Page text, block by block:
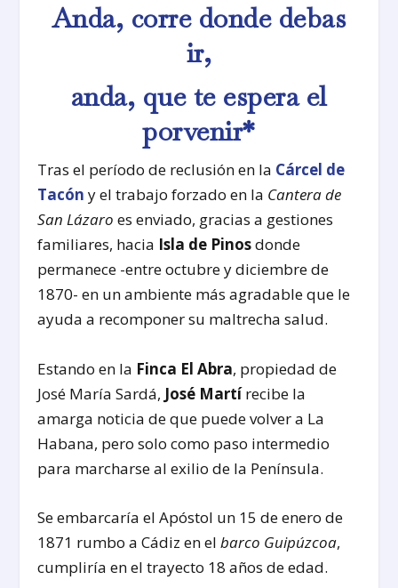
Anda, corre donde debas
ir,
anda, que te espera el
porvenir*
Tras el período de reclusión en la Cárcel de
Tacón y el trabajo forzado en la Cantera de
San Lázaro es enviado, gracias a gestiones
familiares, hacia Isla de Pinosdonde
permanece -entre octubre y diciembre de
1870- en un ambiente más agradable que le
ayuda a recomponer su maltrecha salud.
Estando en la Finca El Abra, propiedad de
José María Sardá, José Martírecibe la
amarga noticia de que puede volver a La
Habana, pero solo como paso intermedio
para marcharse al exilio de la Península.
Se embarcaría el Apóstol un 15 de enero de
1871 rumbo a Cádiz en el barco Guipúzcoa,
cumpliría en el trayecto 18 años de edad.